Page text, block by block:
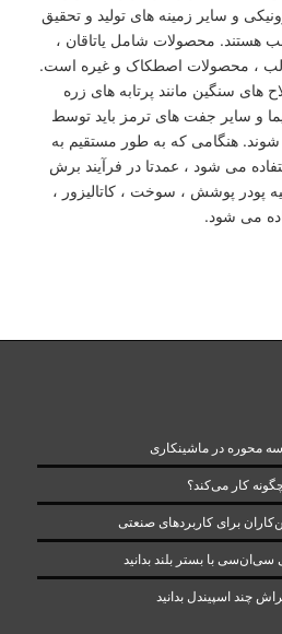
و سایر زمینه های تولید و تحقیق
هستند. محصولات شامل یاتاقان ،
قالب ، محصولات اصطکاک و غیره است.
سنگین مانند پرتابه های زره
و سایر جفت های ترمز باید توسط
شوند. هنگامی که به طور مستقیم به
می شود ، عمدتا در فرآیند برش
پودر پوشش ، سوخت ، کاتالیزور ،
می شود.
سی‌ان‌سی با بستر بلند بدانید
چند اسپیندل بدانید